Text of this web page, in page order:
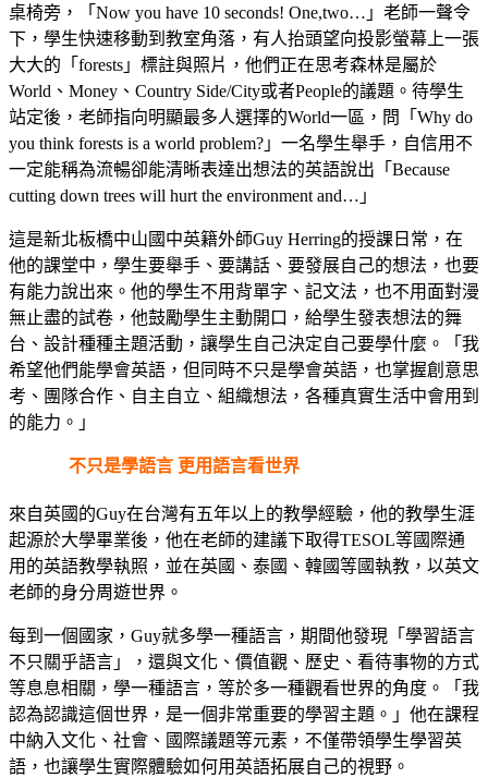
桌椅旁，「Now you have 10 seconds! One,two…」老師一聲令
下，學生快速移動到教室角落，有人抬頭望向投影螢幕上一張
大大的「forests」標註與照片，他們正在思考森林是屬於
World、Money、Country Side/City或者People的議題。待學生
站定後，老師指向明顯最多人選擇的World一區，問「Why do
you think forests is a world problem?」一名學生舉手，自信用不
一定能稱為流暢卻能清晰表達出想法的英語說出「Because
cutting down trees will hurt the environment and…」
這是新北板橋中山國中英籍外師Guy Herring的授課日常，在
他的課堂中，學生要舉手、要講話、要發展自己的想法，也要
有能力說出來。他的學生不用背單字、記文法，也不用面對漫
無止盡的試卷，他鼓勵學生主動開口，給學生發表想法的舞
台、設計種種主題活動，讓學生自己決定自己要學什麼。「我
希望他們能學會英語，但同時不只是學會英語，也掌握創意思
考、團隊合作、自主自立、組織想法，各種真實生活中會用到
的能力。」
不只是學語言 更用語言看世界
來自英國的Guy在台灣有五年以上的教學經驗，他的教學生涯
起源於大學畢業後，他在老師的建議下取得TESOL等國際通
用的英語教學執照，並在英國、泰國、韓國等國執教，以英文
老師的身分周遊世界。
每到一個國家，Guy就多學一種語言，期間他發現「學習語言
不只關乎語言」，還與文化、價值觀、歷史、看待事物的方式
等息息相關，學一種語言，等於多一種觀看世界的角度。「我
認為認識這個世界，是一個非常重要的學習主題。」他在課程
中納入文化、社會、國際議題等元素，不僅帶領學生學習英
語，也讓學生實際體驗如何用英語拓展自己的視野。